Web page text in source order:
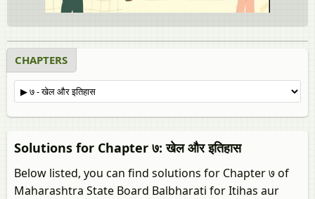
CHAPTERS
Solutions for Chapter ७: खेल और इतिहास
Below listed, you can find solutions for Chapter ७ of
Maharashtra State Board Balbharati for Itihas aur